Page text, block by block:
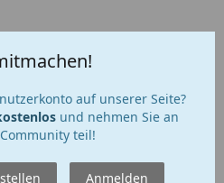
auf unserer Seite?
und nehmen Sie an
teil!
Anmelden